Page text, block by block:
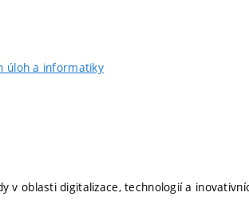
úloh a informatiky
v oblasti digitalizace, technologií a